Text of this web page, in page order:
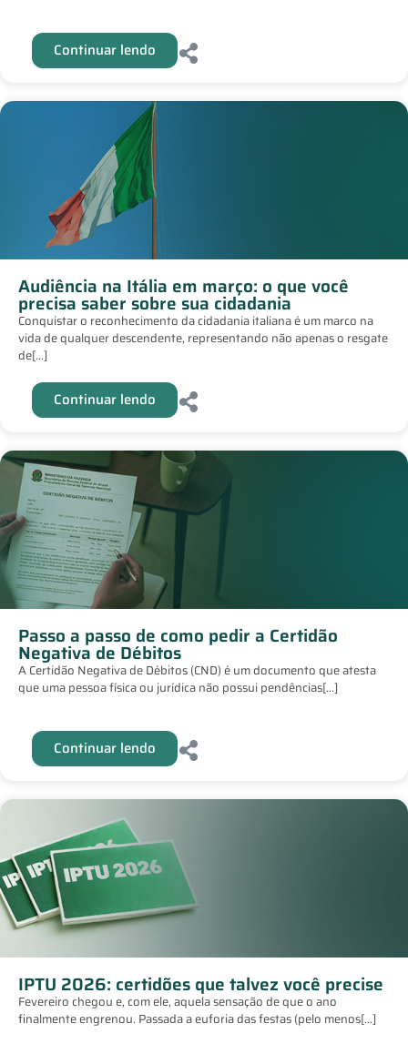
Continuar lendo
Audiência na Itália em março: o que você
precisa saber sobre sua cidadania
Conquistar o reconhecimento da cidadania italiana é um marco na
vida de qualquer descendente, representando não apenas o resgate
de[...]
Continuar lendo
Passo a passo de como pedir a Certidão
Negativa de Débitos
A Certidão Negativa de Débitos (CND) é um documento que atesta
que uma pessoa física ou jurídica não possui pendências[...]
Continuar lendo
IPTU 2026: certidões que talvez você precise
Fevereiro chegou e, com ele, aquela sensação de que o ano
finalmente engrenou. Passada a euforia das festas (pelo menos[...]